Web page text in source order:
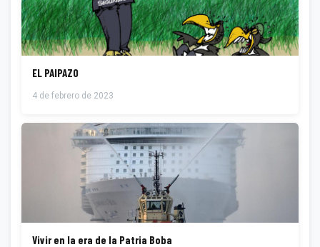
EL PAIPAZO
4 de febrero de 2023
Vivir en la era de la Patria Boba